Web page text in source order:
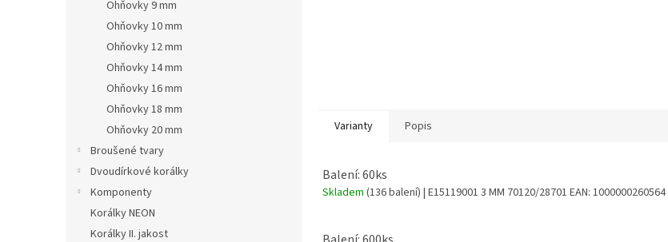
Ohňovky 9 mm
Ohňovky 10 mm
Ohňovky 12 mm
Ohňovky 14 mm
Ohňovky 16 mm
Ohňovky 18 mm
Ohňovky 20 mm
Broušené tvary
Dvoudírkové korálky
Komponenty
Korálky NEON
Korálky II. jakost
Varianty Popis
Balení: 60ks
Skladem (136 balení) | E15119001 3 MM 70120/28701 EAN: 1000000260564